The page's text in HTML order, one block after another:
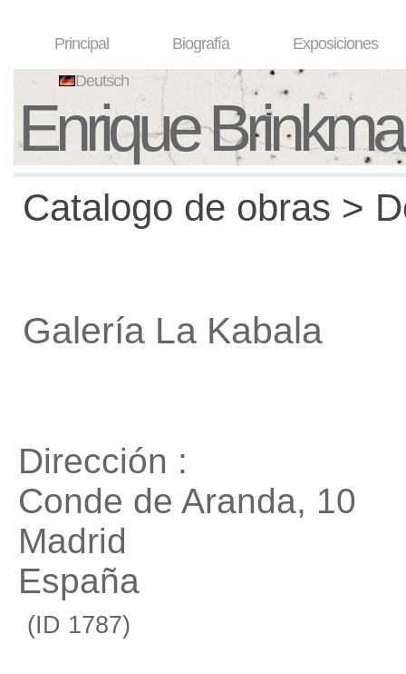
Principal Biografía Exposiciones
Deutsch
Enrique
Catalogo de obras >
Galería La Kabala
Dirección :
Conde de Aranda, 10
Madrid
España
(ID 1787)